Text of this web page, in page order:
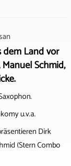
dem Land vor
Schmid,
u.v.a.
Dirk
(Stern Combo